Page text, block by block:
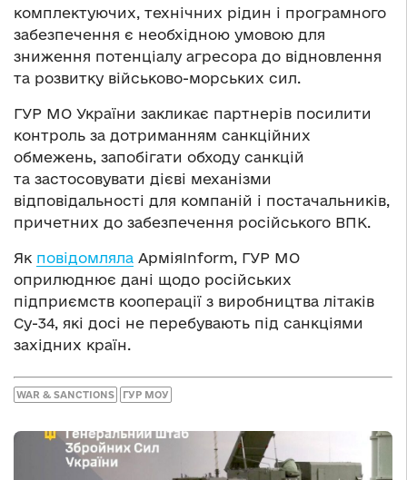
комплектуючих, технічних рідин і програмного
забезпечення є необхідною умовою для
зниження потенціалу агресора до відновлення
та розвитку військово-морських сил.
ГУР МО України закликає партнерів посилити
контроль за дотриманням санкційних
обмежень, запобігати обходу санкцій
та застосовувати дієві механізми
відповідальності для компаній і постачальників,
причетних до забезпечення російського ВПК.
Як повідомляла АрміяInform, ГУР МО
оприлюднює дані щодо російських
підприємств кооперації з виробництва літаків
Су-34, які досі не перебувають під санкціями
західних країн.
WAR & SANCTIONS ГУР МОУ